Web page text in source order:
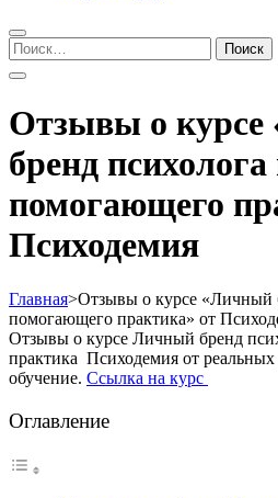
Найти:
Отзывы о
бренд психолога
помогающего
Психодемия
Главная>Отзывы о курсе «Личный
помогающего практика» от
Отзывы о курсе Личный бренд
практика Психодемия от
обучение. Ссылка на курс
Оглавление